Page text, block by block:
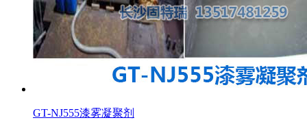
GT-NJ555漆雾凝聚剂